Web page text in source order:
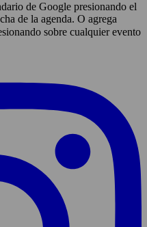
de Google presionando el
de la agenda. O agrega
sobre cualquier evento